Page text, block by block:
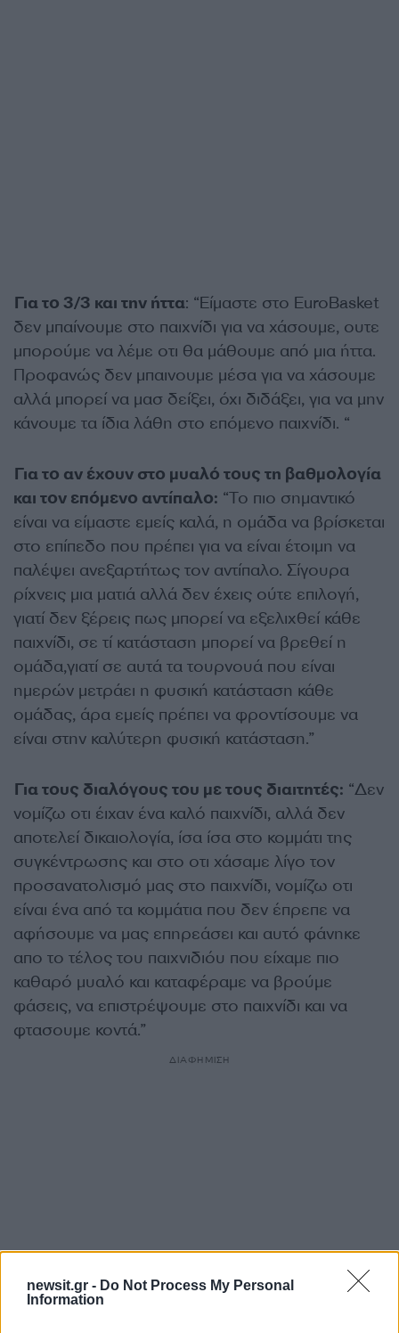
newsit.gr - Do Not Process My Personal
Information
Για το 3/3 και την ήττα: “Είμαστε στο EuroBasket
δεν μπαίνουμε στο παιχνίδι για να χάσουμε, ουτε
μπορούμε να λέμε οτι θα μάθουμε από μια ήττα.
Προφανώς δεν μπαινουμε μέσα για να χάσουμε
αλλά μπορεί να μασ δείξει, όχι διδάξει, για να μην
κάνουμε τα ίδια λάθη στο επόμενο παιχνίδι. “
Για το αν έχουν στο μυαλό τους τη βαθμολογία
και τον επόμενο αντίπαλο: “Το πιο σημαντικό
είναι να είμαστε εμείς καλά, η ομάδα να βρίσκεται
στο επίπεδο που πρέπει για να είναι έτοιμη να
παλέψει ανεξαρτήτως τον αντίπαλο. Σίγουρα
ρίχνεις μια ματιά αλλά δεν έχεις ούτε επιλογή,
γιατί δεν ξέρεις πως μπορεί να εξελιχθεί κάθε
παιχνίδι, σε τί κατάσταση μπορεί να βρεθεί η
ομάδα,γιατί σε αυτά τα τουρνουά που είναι
ημερών μετράει η φυσική κατάσταση κάθε
ομάδας, άρα εμείς πρέπει να φροντίσουμε να
είναι στην καλύτερη φυσική κατάσταση.”
Για τους διαλόγους του με τους διαιτητές: “Δεν
νομίζω οτι έιχαν ένα καλό παιχνίδι, αλλά δεν
αποτελεί δικαιολογία, ίσα ίσα στο κομμάτι της
συγκέντρωσης και στο οτι χάσαμε λίγο τον
προσανατολισμό μας στο παιχνίδι, νομίζω οτι
είναι ένα από τα κομμάτια που δεν έπρεπε να
αφήσουμε να μας επηρεάσει και αυτό φάνηκε
απο το τέλος του παιχνιδιόυ που είχαμε πιο
καθαρό μυαλό και καταφέραμε να βρούμε
φάσεις, να επιστρέψουμε στο παιχνίδι και να
φτασουμε κοντά.”
ΔΙΑΦΗΜΙΣΗ